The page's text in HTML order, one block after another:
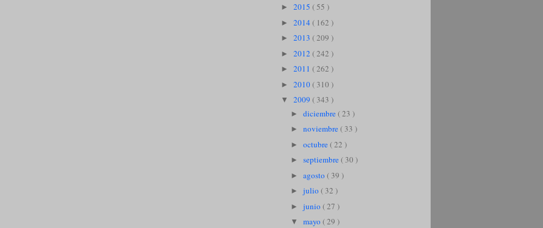
► 2015 ( 55 )
► 2014 ( 162 )
► 2013 ( 209 )
► 2012 ( 242 )
► 2011 ( 262 )
► 2010( 310 )
▼ 2009 ( 343 )
► diciembre( 23 )
► noviembre( 33 )
► octubre( 22 )
► septiembre( 30 )
► agosto ( 39 )
► julio ( 32 )
► junio ( 27 )
▼ mayo ( 29 )